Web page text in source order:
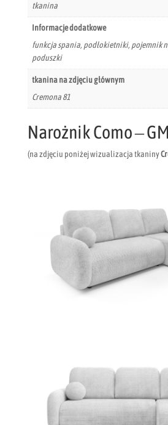
Narożnik Como – GM
(na zdjęciu poniżej wizualizacja tkaniny
tkanina
Informacje dodatkowe
funkcja spania, podłokietniki, pojemnik
poduszki
tkanina na zdjęciu głównym
Cremona 81